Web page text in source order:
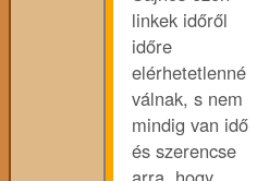
linkek időről
időre
elérhetetlenné
válnak, s nem
mindig van idő
és szerencse